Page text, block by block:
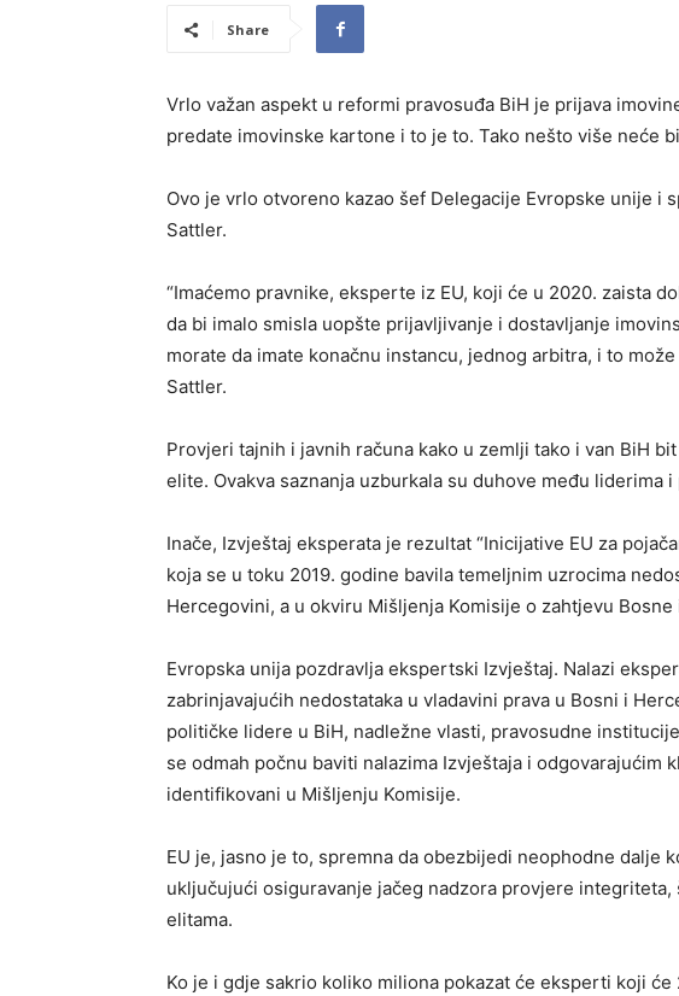
Share
Vrlo važan aspekt u reformi pravosuđa BiH je prijava
predate imovinske kartone i to je to. Tako nešto više neće
Ovo je vrlo otvoreno kazao šef Delegacije Evropske unije i
Sattler.
“Imaćemo pravnike, eksperte iz EU, koji će u 2020. zaista
da bi imalo smisla uopšte prijavljivanje i dostavljanje
morate da imate konačnu instancu, jednog arbitra, i to
Sattler.
Provjeri tajnih i javnih računa kako u zemlji tako i van BiH
elite. Ovakva saznanja uzburkala su duhove među liderima
Inače, Izvještaj eksperata je rezultat “Inicijative EU za
koja se u toku 2019. godine bavila temeljnim uzrocima
Hercegovini, a u okviru Mišljenja Komisije o zahtjevu
Evropska unija pozdravlja ekspertski Izvještaj. Nalazi
zabrinjavajućih nedostataka u vladavini prava u Bosni i
političke lidere u BiH, nadležne vlasti, pravosudne
se odmah počnu baviti nalazima Izvještaja i odgovarajućim
identifikovani u Mišljenju Komisije.
EU je, jasno je to, spremna da obezbijedi neophodne dalje
uključujući osiguravanje jačeg nadzora provjere
elitama.
Ko je i gdje sakrio koliko miliona pokazat će eksperti koji